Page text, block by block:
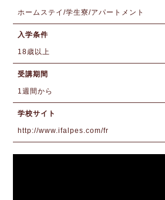
ホームステイ/学生寮/アパートメント
入学条件
18歳以上
受講期間
1週間から
学校サイト
http://www.ifalpes.com/fr